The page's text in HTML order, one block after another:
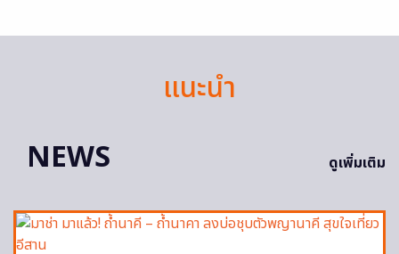
แนะนำ
NEWS
ดูเพิ่มเติม